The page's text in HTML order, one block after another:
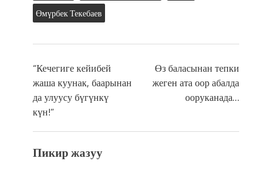
Өмүрбек Текебаев
“Кечегиге кейибей
жаша куунак, баарынан
да улуусу бүгүнкү
күн!”
Өз баласынан тепки
жеген ата оор абалда
ооруканада…
Пикир жазуу